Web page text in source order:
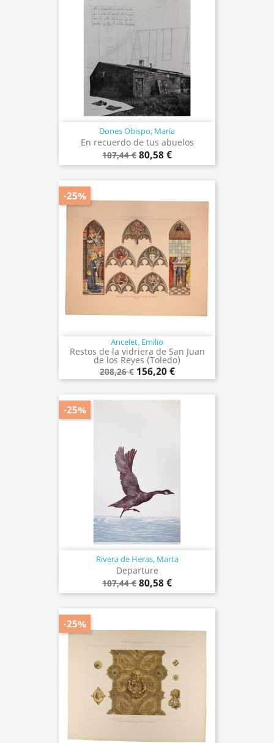
Dones Obispo, María
En recuerdo de tus abuelos
107,44 € 80,58 €
Ancelet, Emilio
Restos de la vidriera de San Juan
de los Reyes (Toledo)
208,26 € 156,20 €
-25%
Rivera de Heras, Marta
Departure
107,44 € 80,58 €
-25%
-25%